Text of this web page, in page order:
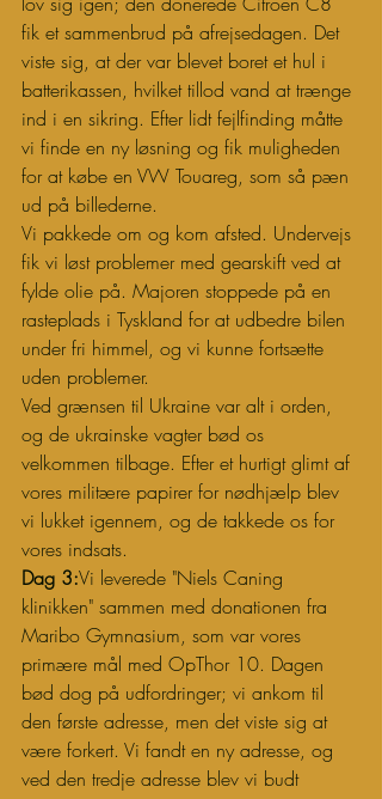
fik et sammenbrud på afrejsedagen. Det
viste sig, at der var blevet boret et hul i
batterikassen, hvilket tillod vand at trænge
ind i en sikring. Efter lidt fejlfinding måtte
vi finde en ny løsning og fik muligheden
for at købe en VW Touareg, som så pæn
ud på billederne.
Vi pakkede om og kom afsted. Undervejs
fik vi løst problemer med gearskift ved at
fylde olie på. Majoren stoppede på en
rasteplads i Tyskland for at udbedre bilen
under fri himmel, og vi kunne fortsætte
uden problemer.
Ved grænsen til Ukraine var alt i orden,
og de ukrainske vagter bød os
velkommen tilbage. Efter et hurtigt glimt af
vores militære papirer for nødhjælp blev
vi lukket igennem, og de takkede os for
vores indsats.
Dag 3:Vi leverede "Niels Caning
klinikken" sammen med donationen fra
Maribo Gymnasium, som var vores
primære mål med OpThor 10. Dagen
bød dog på udfordringer; vi ankom til
den første adresse, men det viste sig at
være forkert. Vi fandt en ny adresse, og
ved den tredje adresse blev vi budt